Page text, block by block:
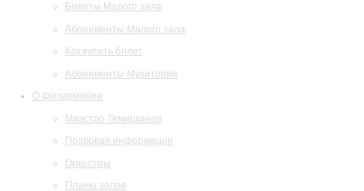
Билеты Малого зала
Абонементы Малого зала
Как купить билет
Абонементы Музитория
О филармонии
Маэстро Темирканов
Правовая информация
Оркестры
Планы залов